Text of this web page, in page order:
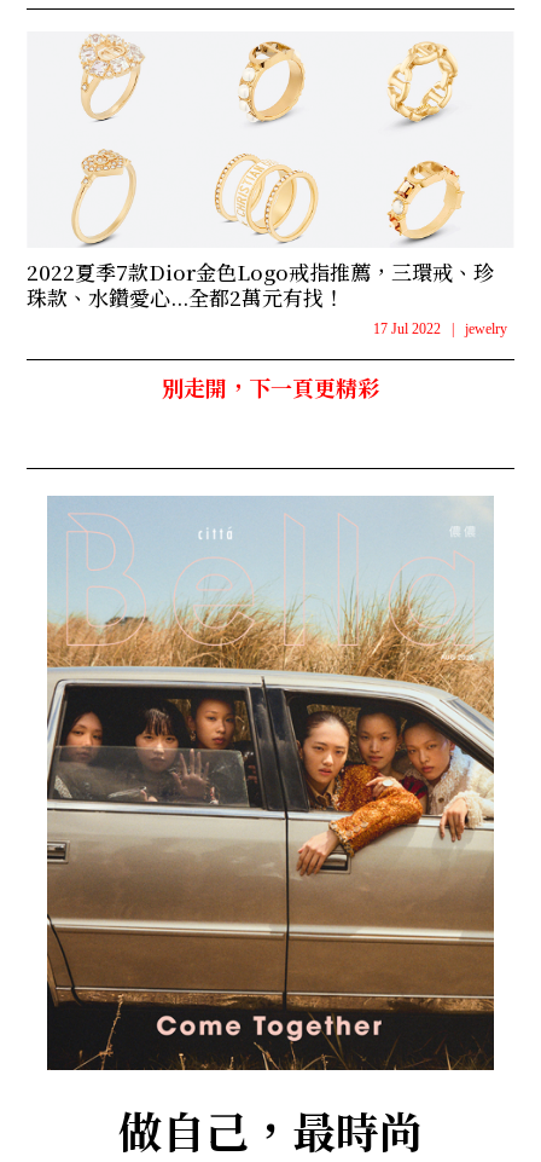
2022夏季7款Dior金色Logo戒指推薦，三環戒、珍
珠款、水鑽愛心...全都2萬元有找！
17 Jul 2022 jewelry
別走開，下一頁更精彩
做自己，最時尚